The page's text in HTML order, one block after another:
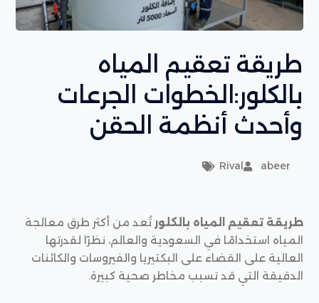
طريقة تعقيم المياه
بالكلور:الخطوات الجرعات
وأحدث أنظمة الحقن
abeer
Rival
طريقة تعقيم المياه بالكلور تُعد من أكثر طرق معالجة
المياه استخدامًا في السعودية والعالم، نظرًا لقدرتها
العالية على القضاء على البكتيريا والفيروسات والكائنات
الدقيقة التي قد تسبب مخاطر صحية كبيرة.